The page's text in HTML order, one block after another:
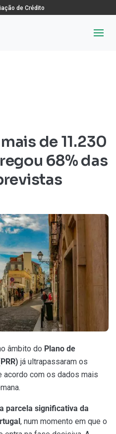
de Crédito
de 11.230
68% das
âmbito do Plano de
já ultrapassaram os
acordo com os dados mais
parcela significativa da
, num momento em que o